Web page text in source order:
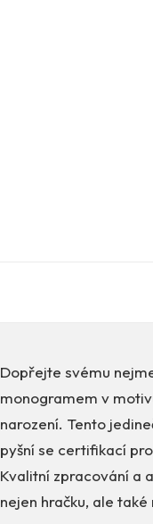
Dopřejte svému
monogramem v
narození. Tento
pyšní se certifikací
Kvalitní zpracování a
nejen hračku, ale